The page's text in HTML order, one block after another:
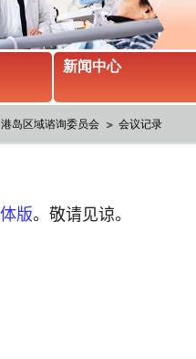
新闻中心
港岛区域谘询委员会 会议记录